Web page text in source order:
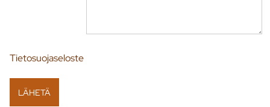
Tietosuojaseloste